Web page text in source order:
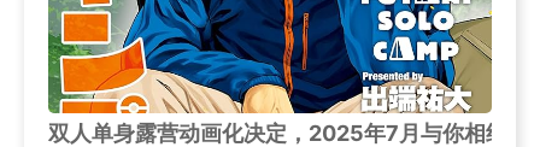
双人单身露营动画化决定，2025年7月与你相约!